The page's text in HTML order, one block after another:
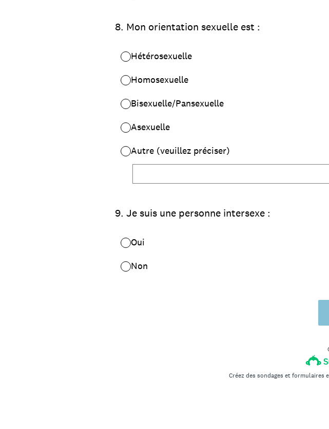
8. Mon orientation sexuelle est :
Hétérosexuelle
Homosexuelle
Bisexuelle/Pansexuelle
Asexuelle
Autre (veuillez préciser)
9. Je suis une personne intersexe :
Oui
Non
Créez des sondages et formulaires